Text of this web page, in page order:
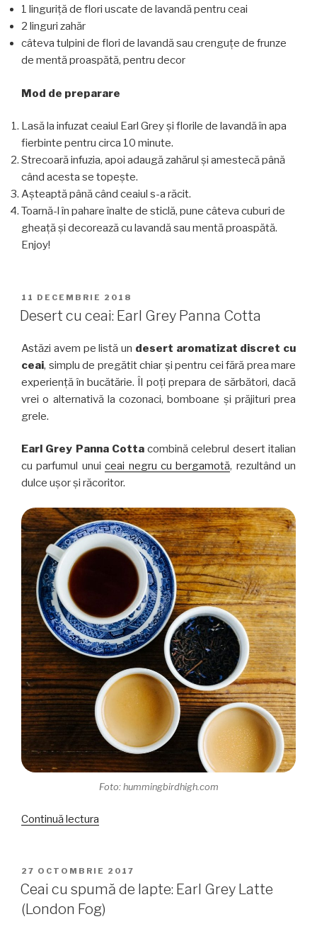
1 linguriță de flori uscate de lavandă pentru ceai
2 linguri zahăr
câteva tulpini de flori de lavandă sau crenguțe de frunze
de mentă proaspătă, pentru decor
Mod de preparare
Lasă la infuzat ceaiul Earl Grey și florile de lavandă în apa
fierbinte pentru circa 10 minute.
Strecoară infuzia, apoi adaugă zahărul și amestecă până
când acesta se topește.
Așteaptă până când ceaiul s-a răcit.
Toarnă-l în pahare înalte de sticlă, pune câteva cuburi de
gheață și decorează cu lavandă sau mentă proaspătă.
Enjoy!
PUBLICAT
PE
11 DECEMBRIE 2018
Desert cu ceai: Earl Grey Panna Cotta
Astăzi avem pe listă un desert aromatizat discret cu
ceai, simplu de pregătit chiar și pentru cei fără prea mare
experiență în bucătărie. Îl poți prepara de sărbători, dacă
vrei o alternativă la cozonaci, bomboane și prăjituri prea
grele.
Earl Grey Panna Cottacombină celebrul desert italian
cu parfumul unuiceai negru cu bergamotă, rezultând un
dulce ușor și răcoritor.
Foto: hummingbirdhigh.com
Continuă lectura
Earl
Grey
Panna
Cotta”
PUBLICAT
PE
27 OCTOMBRIE 2017
Ceai cu spumă de lapte: Earl Grey Latte
(London Fog)